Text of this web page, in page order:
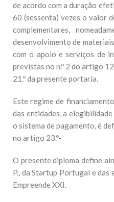
de acordo com a duração
60 (sessenta) vezes o valor
complementares,
desenvolvimento de
com o apoio e serviços de
previstas no n.º 2 do artigo
21.º da presente portaria.
Este regime de
das entidades, a
o sistema de pagamento, é
no artigo 23.º-
O presente diploma define
P., da Startup Portugal e das
Empreende XXI.